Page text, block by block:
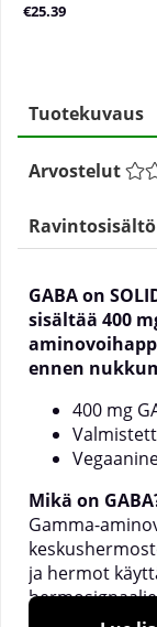
€25.39
Tuotekuvaus
Arvostelut
GABA on
sisältää 400
ennen
400 mg
Mikä on
Gamma-
ja hermot
hermostossa